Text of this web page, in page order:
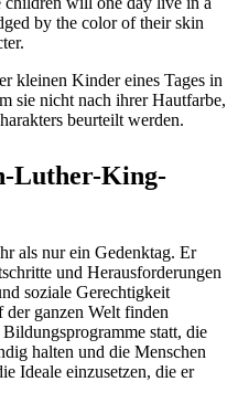
by the color of their skin
kleinen Kinder eines Tages in
sie nicht nach ihrer Hautfarbe,
beurteilt werden.
Luther-King-
als nur ein Gedenktag. Er
und Herausforderungen
soziale Gerechtigkeit
ganzen Welt finden
statt, die
halten und die Menschen
Ideale einzusetzen, die er